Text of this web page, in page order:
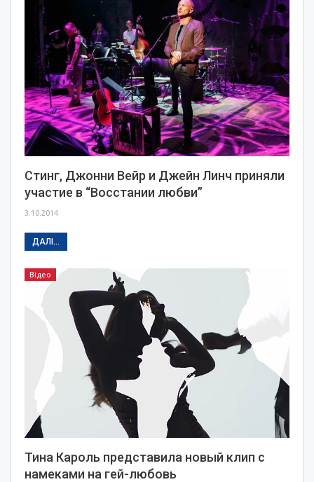
Стинг, Джонни Вейр и Джейн Линч приняли
участие в “Восстании любви”
3.10.2014
ДАЛІ...
Відео
Тина Кароль представила новый клип с
намеками на гей-любовь